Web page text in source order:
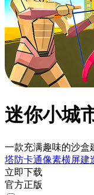
迷你小城
一款充满趣味的沙盒
塔防卡通像素横屏建
立即下载
官方正版